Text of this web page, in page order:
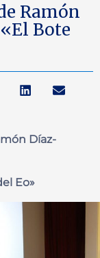
Ramón
Bote
Díaz-
Eo»